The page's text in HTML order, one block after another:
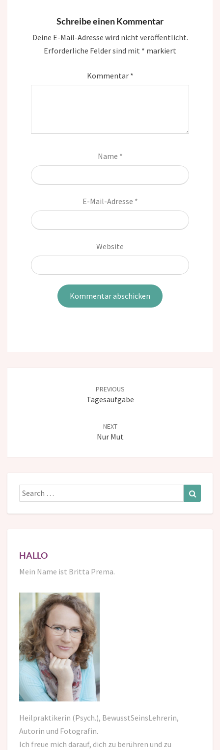
Schreibe einen Kommentar
Deine E-Mail-Adresse wird nicht veröffentlicht.
Erforderliche Felder sind mit * markiert
Kommentar *
Name *
E-Mail-Adresse *
Website
PREVIOUS
Tagesaufgabe
NEXT
Nur Mut
Search
for:
HALLO
Mein Name ist Britta Prema.
Heilpraktikerin (Psych.), BewusstSeinsLehrerin,
Autorin und Fotografin.
Ich freue mich darauf, dich zu berühren und zu